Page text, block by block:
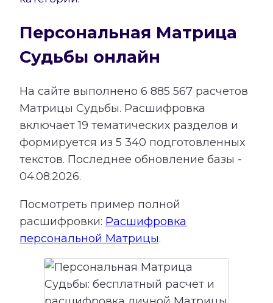
Персональная Матрица
Судьбы онлайн
На сайте выполнено 6 885 567 расчетов
Матрицы Судьбы. Расшифровка
включает19 тематических разделов и
формируется из 5 340 подготовленных
текстов. Последнее обновление базы -
04.08.2026.
Посмотреть пример полной
расшифровки: Расшифровка
персональной Матрицы.